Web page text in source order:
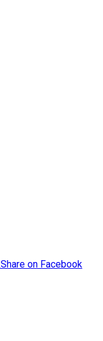
Share on Facebook